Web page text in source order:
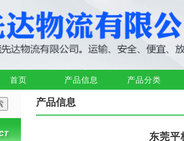
首页 产品信息 产品分类
产品信息
东莞平